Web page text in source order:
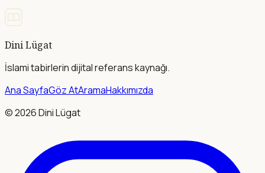
Dini Lügat
İslami tabirlerin dijital referans kaynağı.
Ana SayfaGöz AtAramaHakkımızda
©2026Dini Lügat